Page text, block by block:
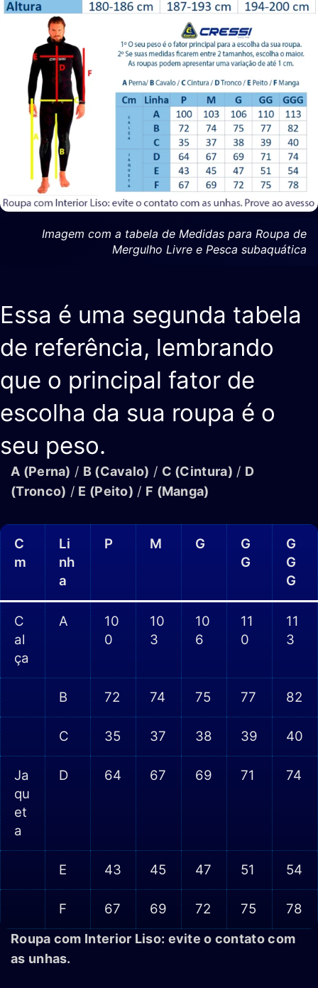
Imagem com a tabela de Medidas para Roupa de
Mergulho Livre e Pesca subaquática
Essa é uma segunda tabela
de referência, lembrando
que o principal fator de
escolha da sua roupa é o
seu peso.
A (Perna) / B (Cavalo) / C (Cintura) / D
(Tronco) / E (Peito) / F (Manga)
C
m
Li
nh
a
P M G
G
G
G
G
G
C
al
ça
A
10
0
10
3
10
6
11
0
11
3
B 72 74 75 77 82
C 35 37 38 39 40
Ja
qu
et
a
D 64 67 69 71 74
E 43 45 47 51 54
F 67 69 72 75 78
Roupa com Interior Liso: evite o contato com
as unhas.